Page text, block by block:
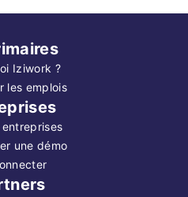
Iziwork ?
les emplois
entreprises
une démo